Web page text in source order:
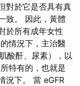
對於它是否具有真
致。 因此，黃體
於所有成年女性
情況下，主治醫
酸酐、尿素），以
特有的，也就是
況下。 當 eGFR